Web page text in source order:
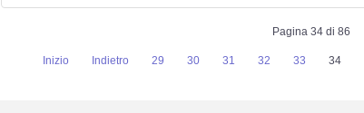
Pagina 34 di 86
Inizio Indietro 29 30 31 32 33 34